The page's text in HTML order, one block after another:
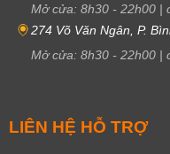
Mở cửa: 8h30 - 22h00 |
274 Võ Văn Ngân, P.
Mở cửa: 8h30 - 22h00 |
LIÊN HỆ HỖ TRỢ